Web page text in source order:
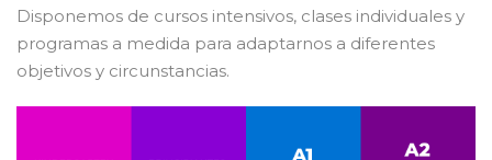
Disponemos de cursos intensivos, clases individuales y
programas a medida para adaptarnos a diferentes
objetivos y circunstancias.